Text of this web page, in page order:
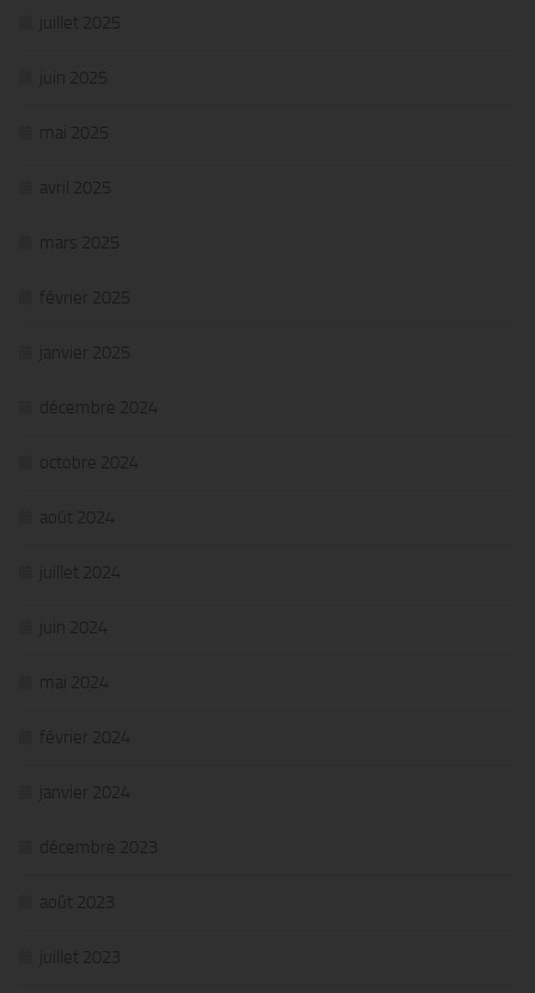
juillet 2025
juin 2025
mai 2025
avril 2025
mars 2025
février 2025
janvier 2025
décembre 2024
octobre 2024
août 2024
juillet 2024
juin 2024
mai 2024
février 2024
janvier 2024
décembre 2023
août 2023
juillet 2023